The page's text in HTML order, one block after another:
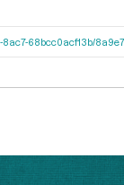
8ac7-68bcc0acf13b/